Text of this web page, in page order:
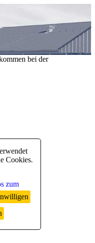
Cookies.
zum
bei der